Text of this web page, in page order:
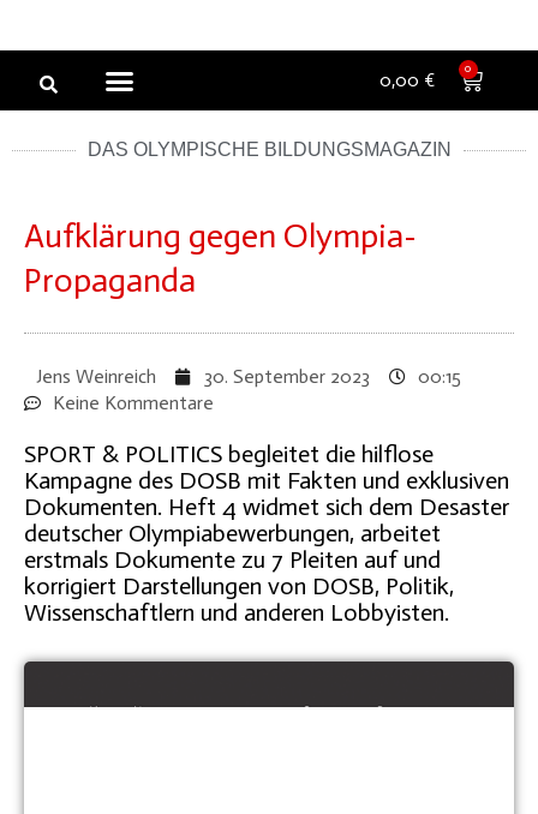
Inhalt
springen
0,00 € 0
DAS OLYMPISCHE BILDUNGSMAGAZIN
Aufklärung gegen Olympia-
Propaganda
Jens Weinreich 30. September 2023
00:15
Keine Kommentare
SPORT & POLITICS begleitet die hilflose
Kampagne des DOSB mit Fakten und exklusiven
Dokumenten. Heft 4 widmet sich dem Desaster
deutscher Olympiabewerbungen, arbeitet
erstmals Dokumente zu 7 Pleiten auf und
korrigiert Darstellungen von DOSB, Politik,
Wissenschaftlern und anderen Lobbyisten.